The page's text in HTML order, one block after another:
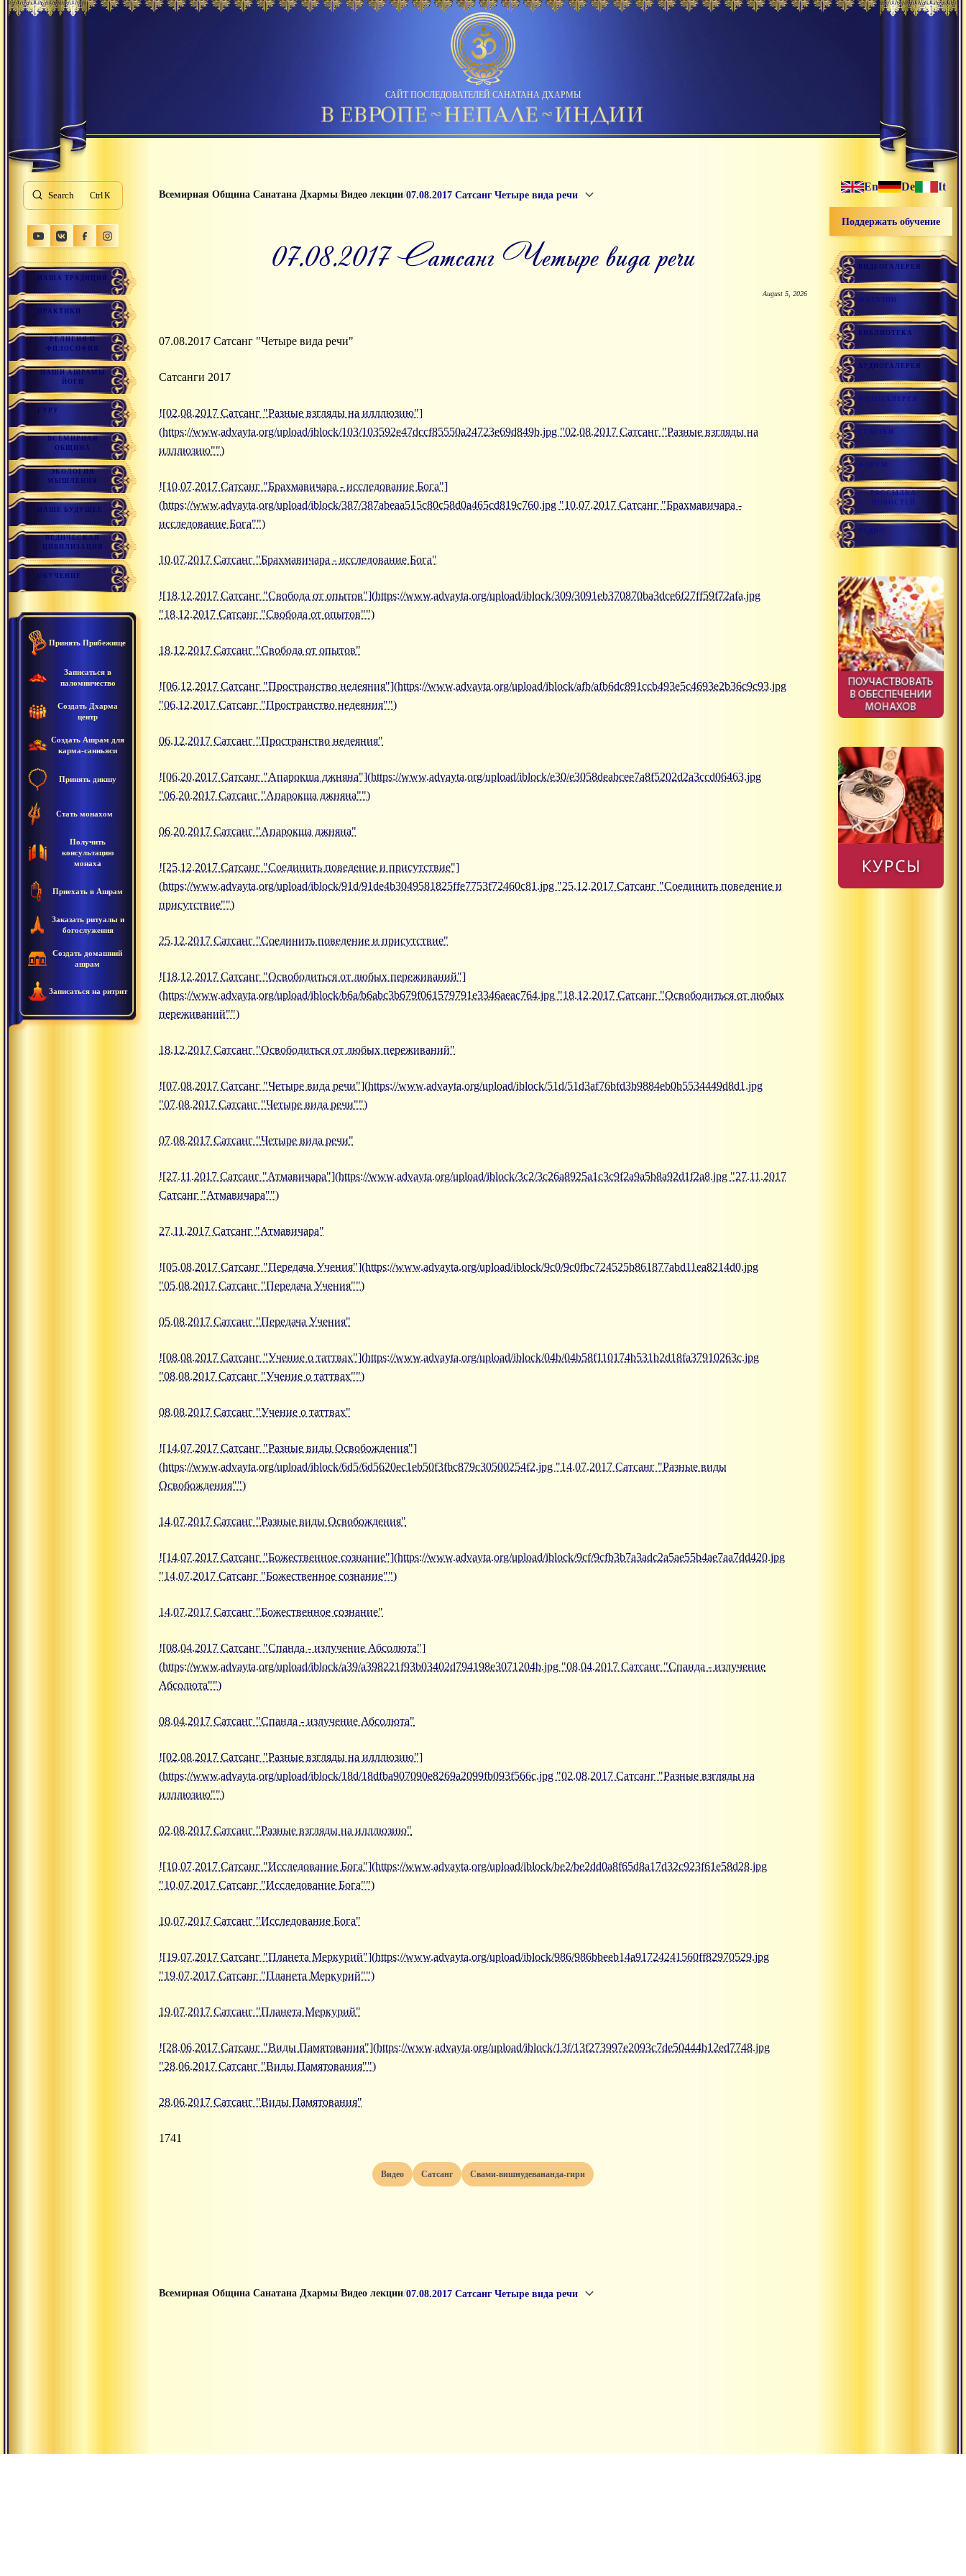
САЙТ ПОСЛЕДОВАТЕЛЕЙ САНАТАНА ДХАРМЫ
Search K
НАША ТРАДИЦИЯ
ПРАКТИКИ
РЕЛИГИЯ И
ФИЛОСОФИЯ
НАШИ АШРАМЫ
ЙОГИ
ГУРУ
ВСЕМИРНАЯ
ОБЩИНА
ЭКОЛОГИЯ
МЫШЛЕНИЯ
НАШЕ БУДУЩЕЕ
ВЕДИЧЕСКАЯ
ЦИВИЛИЗАЦИЯ
ОБУЧЕНИЕ
Принять Прибежище
Записаться в
паломничество
Создать Дхарма
центр
Создать Ашрам для
карма-санньяси
Принять дикшу
Стать монахом
Получить
консультацию
монаха
Приехать в Ашрам
Заказать ритуалы и
богослужения
Создать домашний
ашрам
Записаться на ритрит
Всемирная Община Санатана Дхармы/Видео лекции/07.08.2017 Сатсанг Четыре вида речи
07.08.2017 Сатсанг Четыре вида речи
August 5, 2026
07.08.2017 Сатсанг "Четыре вида речи"
Сатсанги 2017
![02.08.2017 Сатсанг "Разные взгляды на илллюзию"]
(https://www.advayta.org/upload/iblock/103/103592e47dccf85550a24723e69d849b.jpg "02.08.2017 Сатсанг "Разные взгляды на
илллюзию"")
![10.07.2017 Сатсанг "Брахмавичара - исследование Бога"]
(https://www.advayta.org/upload/iblock/387/387abeaa515c80c58d0a465cd819c760.jpg "10.07.2017 Сатсанг "Брахмавичара -
исследование Бога"")
10.07.2017 Сатсанг "Брахмавичара - исследование Бога"
![18.12.2017 Сатсанг "Свобода от опытов"](https://www.advayta.org/upload/iblock/309/3091eb370870ba3dce6f27ff59f72afa.jpg
"18.12.2017 Сатсанг "Свобода от опытов"")
18.12.2017 Сатсанг "Свобода от опытов"
![06.12.2017 Сатсанг "Пространство недеяния"](https://www.advayta.org/upload/iblock/afb/afb6dc891ccb493e5c4693e2b36c9c93.jpg
"06.12.2017 Сатсанг "Пространство недеяния"")
06.12.2017 Сатсанг "Пространство недеяния"
![06.20.2017 Сатсанг "Апарокша джняна"](https://www.advayta.org/upload/iblock/e30/e3058deabcee7a8f5202d2a3ccd06463.jpg
"06.20.2017 Сатсанг "Апарокша джняна"")
06.20.2017 Сатсанг "Апарокша джняна"
![25.12.2017 Сатсанг "Соединить поведение и присутствие"]
(https://www.advayta.org/upload/iblock/91d/91de4b3049581825ffe7753f72460c81.jpg "25.12.2017 Сатсанг "Соединить поведение и
присутствие"")
25.12.2017 Сатсанг "Соединить поведение и присутствие"
![18.12.2017 Сатсанг "Освободиться от любых переживаний"]
(https://www.advayta.org/upload/iblock/b6a/b6abc3b679f061579791e3346aeac764.jpg "18.12.2017 Сатсанг "Освободиться от любых
переживаний"")
18.12.2017 Сатсанг "Освободиться от любых переживаний"
![07.08.2017 Сатсанг "Четыре вида речи"](https://www.advayta.org/upload/iblock/51d/51d3af76bfd3b9884eb0b5534449d8d1.jpg
"07.08.2017 Сатсанг "Четыре вида речи"")
07.08.2017 Сатсанг "Четыре вида речи"
![27.11.2017 Сатсанг "Атмавичара"](https://www.advayta.org/upload/iblock/3c2/3c26a8925a1c3c9f2a9a5b8a92d1f2a8.jpg "27.11.2017
Сатсанг "Атмавичара"")
27.11.2017 Сатсанг "Атмавичара"
![05.08.2017 Сатсанг "Передача Учения"](https://www.advayta.org/upload/iblock/9c0/9c0fbc724525b861877abd11ea8214d0.jpg
"05.08.2017 Сатсанг "Передача Учения"")
05.08.2017 Сатсанг "Передача Учения"
![08.08.2017 Сатсанг "Учение о таттвах"](https://www.advayta.org/upload/iblock/04b/04b58f110174b531b2d18fa37910263c.jpg
"08.08.2017 Сатсанг "Учение о таттвах"")
08.08.2017 Сатсанг "Учение о таттвах"
![14.07.2017 Сатсанг "Разные виды Освобождения"]
(https://www.advayta.org/upload/iblock/6d5/6d5620ec1eb50f3fbc879c30500254f2.jpg "14.07.2017 Сатсанг "Разные виды
Освобождения"")
14.07.2017 Сатсанг "Разные виды Освобождения"
![14.07.2017 Сатсанг "Божественное сознание"](https://www.advayta.org/upload/iblock/9cf/9cfb3b7a3adc2a5ae55b4ae7aa7dd420.jpg
"14.07.2017 Сатсанг "Божественное сознание"")
14.07.2017 Сатсанг "Божественное сознание"
![08.04.2017 Сатсанг "Спанда - излучение Абсолюта"]
(https://www.advayta.org/upload/iblock/a39/a398221f93b03402d794198e3071204b.jpg "08.04.2017 Сатсанг "Спанда - излучение
Абсолюта"")
08.04.2017 Сатсанг "Спанда - излучение Абсолюта"
![02.08.2017 Сатсанг "Разные взгляды на илллюзию"]
(https://www.advayta.org/upload/iblock/18d/18dfba907090e8269a2099fb093f566c.jpg "02.08.2017 Сатсанг "Разные взгляды на
илллюзию"")
02.08.2017 Сатсанг "Разные взгляды на илллюзию"
![10.07.2017 Сатсанг "Исследование Бога"](https://www.advayta.org/upload/iblock/be2/be2dd0a8f65d8a17d32c923f61e58d28.jpg
"10.07.2017 Сатсанг "Исследование Бога"")
10.07.2017 Сатсанг "Исследование Бога"
![19.07.2017 Сатсанг "Планета Меркурий"](https://www.advayta.org/upload/iblock/986/986bbeeb14a91724241560ff82970529.jpg
"19.07.2017 Сатсанг "Планета Меркурий"")
19.07.2017 Сатсанг "Планета Меркурий"
![28.06.2017 Сатсанг "Виды Памятования"](https://www.advayta.org/upload/iblock/13f/13f273997e2093c7de50444b12ed7748.jpg
"28.06.2017 Сатсанг "Виды Памятования"")
28.06.2017 Сатсанг "Виды Памятования"
1741
Видео Сатсанг Свами-вишнудевананда-гири
Всемирная Община Санатана Дхармы/Видео лекции/07.08.2017 Сатсанг Четыре вида речи
En De It
Поддержать обучение
ВИДЕОГАЛЕРЕЯ
МАГАЗИН
БИБЛИОТЕКА
АУДИОГАЛЕРЕЯ
ФОТОГАЛЕРЕЯ
ССЫЛКИ
ФОРУМ
РАССЫЛКА
НОВОСТЕЙ
РАДИО